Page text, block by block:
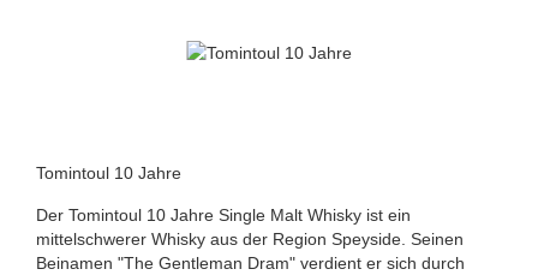
Tomintoul 10 Jahre
Der Tomintoul 10 Jahre Single Malt Whisky ist ein
mittelschwerer Whisky aus der Region Speyside. Seinen
Beinamen "The Gentleman Dram" verdient er sich durch